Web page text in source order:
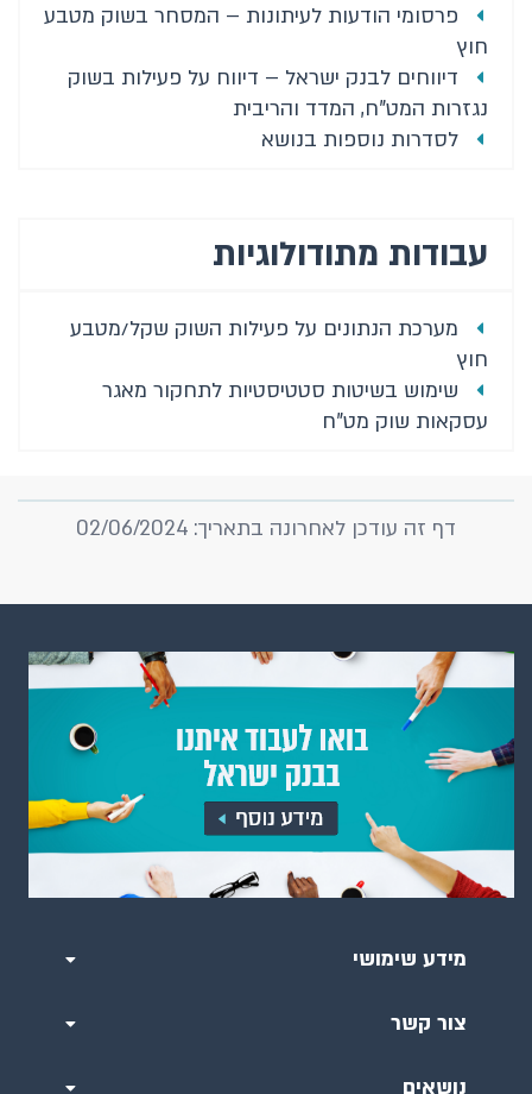
דשבורדים
מדריך לשליפת סדרות ממאגר הסדרות
דיווחים למוסדות בין-לאומיים
מילון מונחים
פרסומי הודעות לעיתונות – המסחר בשוק מטבע
חוץ
דיווחים לבנק ישראל – דיווח על פעילות בשוק
נגזרות המט"ח, המדד והריבית
לסדרות נוספות בנושא
עבודות מתודולוגיות
מערכת הנתונים על פעילות השוק שקל/מטבע
חוץ
שימוש בשיטות סטטיסטיות לתחקור מאגר
עסקאות שוק מט"ח
דף זה עודכן לאחרונה בתאריך: 02/06/2024
מידע שימושי
צור קשר
נושאים